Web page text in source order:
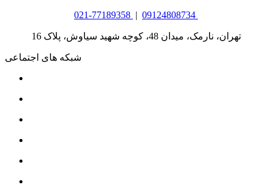
021-77189358 | 09124808734
تهران، نارمک، میدان 48، کوچه شهید سیاوش، پلاک 16
شبکه های اجتماعی